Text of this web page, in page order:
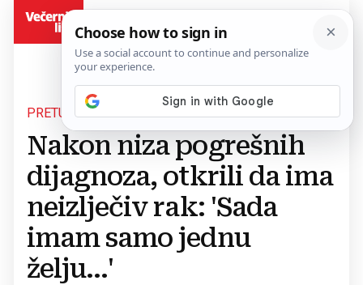
PRETUŽNA PRIČA
Nakon niza pogrešnih
dijagnoza, otkrili da ima
neizlječiv rak: 'Sada
imam samo jednu
želju…'